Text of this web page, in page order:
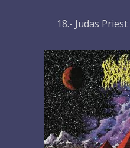
18.- Judas